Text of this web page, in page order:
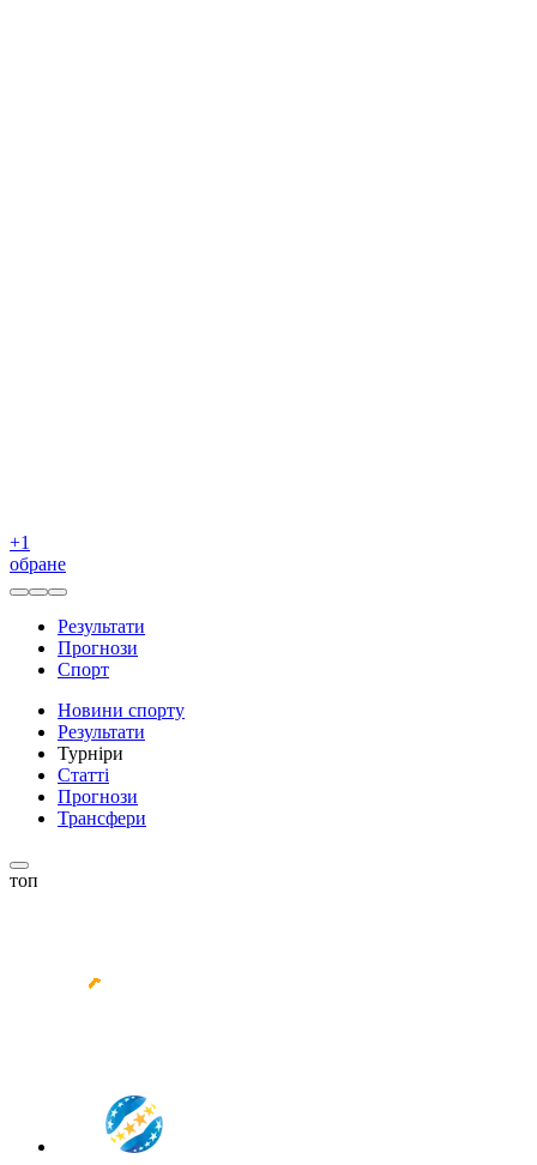
+1
обране
Результати
Прогнози
Спорт
Новини спорту
Результати
Турніри
Статті
Прогнози
Трансфери
топ